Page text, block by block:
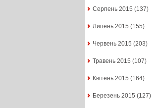
Серпень 2015 (137)
Липень 2015 (155)
Червень 2015 (203)
Травень 2015 (107)
Квітень 2015 (164)
Березень 2015 (127)